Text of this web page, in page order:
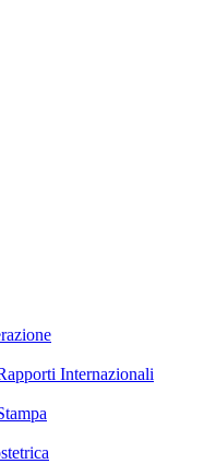
Internazionali